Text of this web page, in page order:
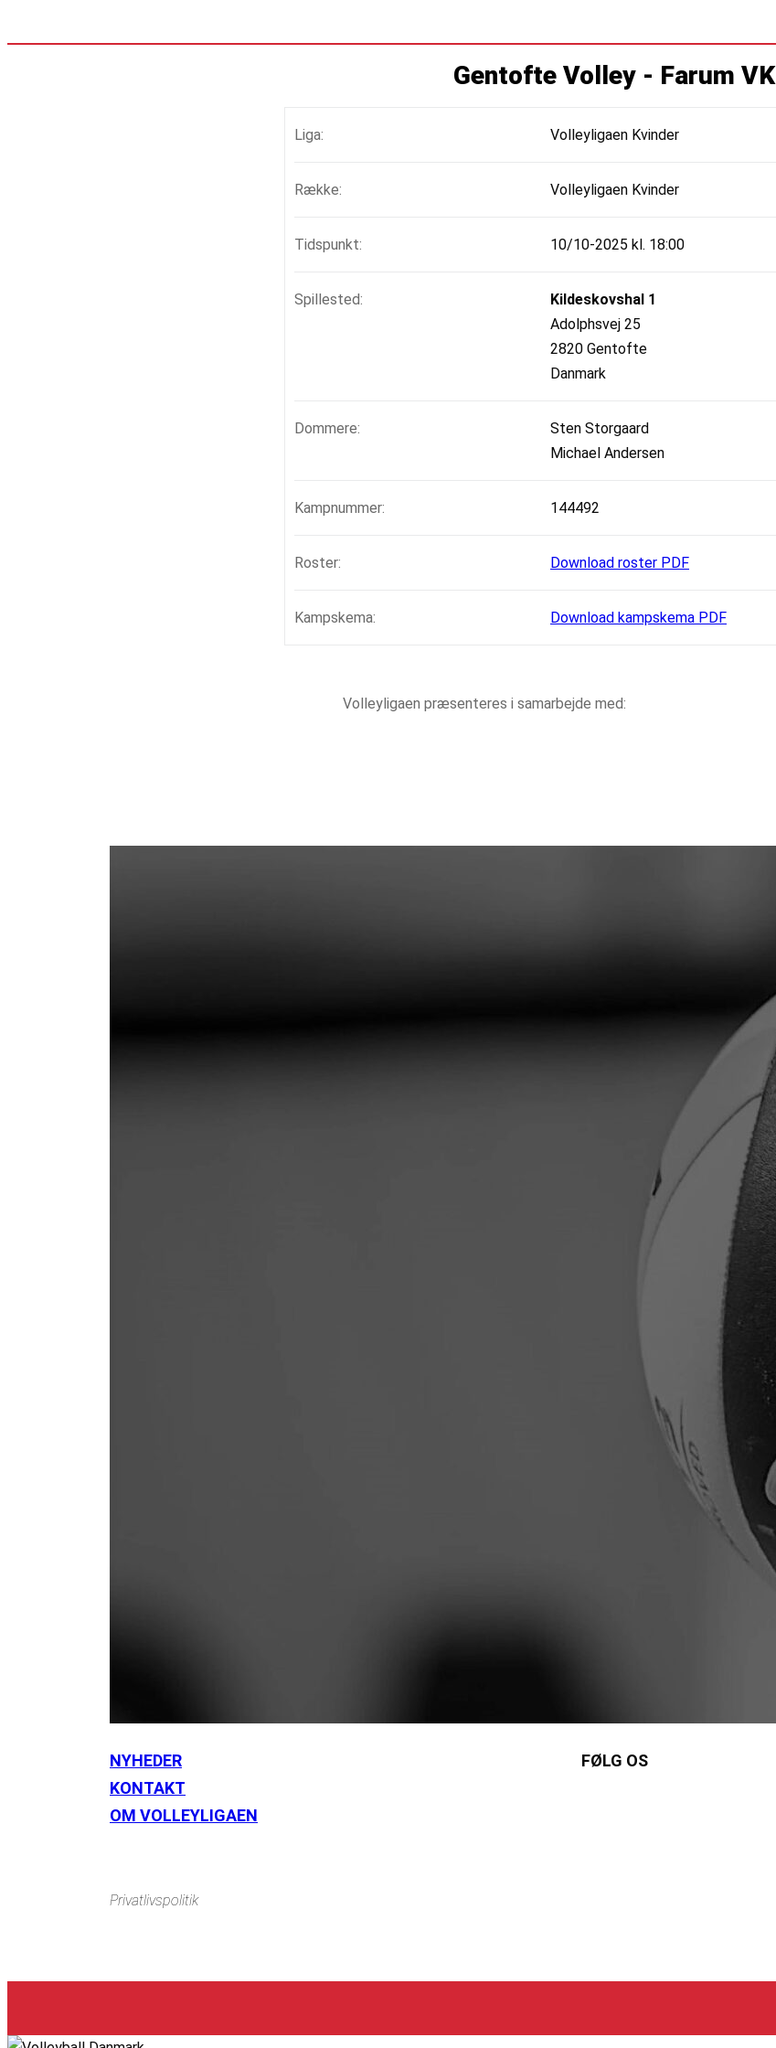
Gentofte Volley - Farum VK
Liga: Volleyligaen Kvinder
Række: Volleyligaen Kvinder
Tidspunkt: 10/10-2025 kl. 18:00
Spillested:
Kildeskovshal 1
Adolphsvej 25
2820 Gentofte
Danmark
Dommere:
Sten Storgaard
Michael Andersen
Kampnummer: 144492
Roster: Download roster PDF
Kampskema: Download kampskema PDF
Volleyligaen præsenteres i samarbejde med:
NYHEDER
KONTAKT
OM VOLLEYLIGAEN
FØLG OS
Privatlivspolitik